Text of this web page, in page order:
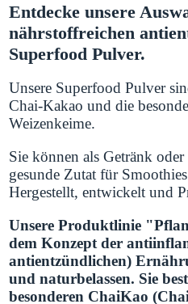
Entdecke unsere
nährstoffreichen
Superfood Pulver.
Unsere Superfood Pulver
Chai-Kakao und die
Weizenkeime.
Sie können als Getränk
gesunde Zutat für
Hergestellt, entwickelt und
Unsere Produktlinie
dem Konzept der
antientzündlichen)
und naturbelassen. Sie
besonderen ChaiKao